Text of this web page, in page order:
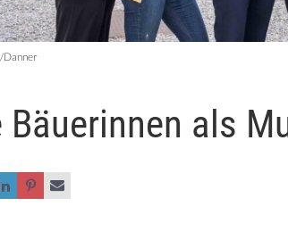
Danner
Bäuerinnen als